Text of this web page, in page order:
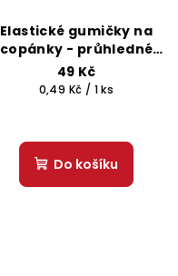
Elastické gumičky na
copánky - průhledné
100 ks
49 Kč
Měrná
0,49 Kč / 1 ks
Do košíku